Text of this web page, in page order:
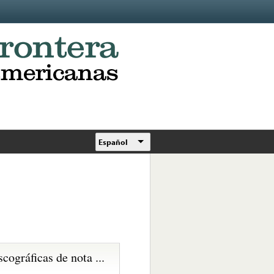
Español
de nota ...